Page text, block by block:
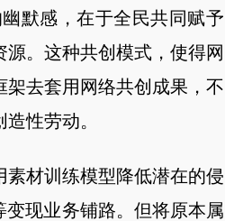
默感，在于全民共同赋予
。这种共创模式，使得网
去套用网络共创成果，不
性劳动。
材训练模型降低潜在的侵
现业务铺路。但将原本属